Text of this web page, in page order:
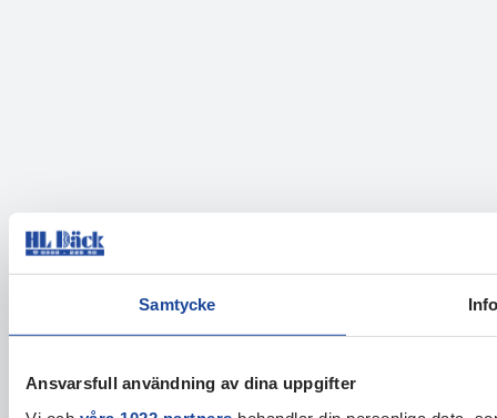
Samtycke
Ansvarsfull användning av dina uppgifter